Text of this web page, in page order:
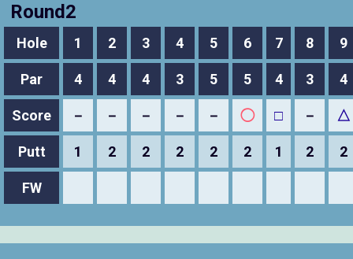
Round2
Hole 1 2 3 4 5 6 7 8 9
Par 4 4 4 3 5 5 4 3 4
Score － － － － － ◯ □ － △
Putt 1 2 2 2 2 2 1 2 2
FW